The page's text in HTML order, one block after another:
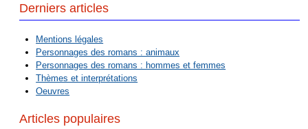
Derniers articles
Mentions légales
Personnages des romans : animaux
Personnages des romans : hommes et femmes
Thèmes et interprétations
Oeuvres
Articles populaires